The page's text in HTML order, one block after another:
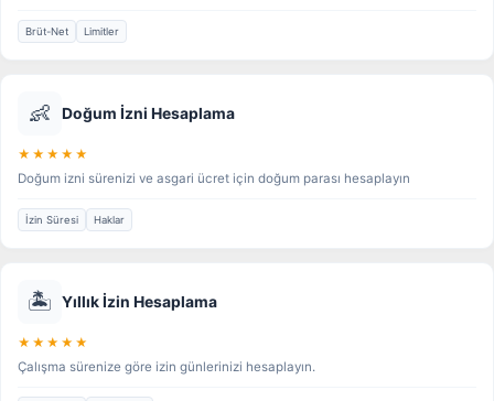
Brüt-Net Limitler
👶 Doğum İzni Hesaplama
★★★★★
Doğum izni sürenizi ve asgari ücret için doğum parası hesaplayın
İzin Süresi Haklar
🏝️ Yıllık İzin Hesaplama
★★★★★
Çalışma sürenize göre izin günlerinizi hesaplayın.